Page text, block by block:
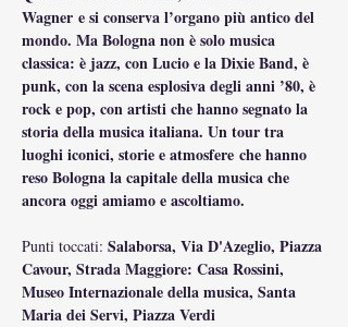
Wagner e si conserva l’organo più antico del
mondo. Ma Bologna non è solo musica
classica: è jazz, con Lucio e la Dixie Band, è
punk, con la scena esplosiva degli anni ’80, è
rock e pop, con artisti che hanno segnato la
storia della musica italiana. Un tour tra
luoghi iconici, storie e atmosfere che hanno
reso Bologna la capitale della musica che
ancora oggi amiamo e ascoltiamo.
Punti toccati: Salaborsa, Via D'Azeglio, Piazza
Cavour, Strada Maggiore: Casa Rossini,
Museo Internazionale della musica, Santa
Maria dei Servi, Piazza Verdi